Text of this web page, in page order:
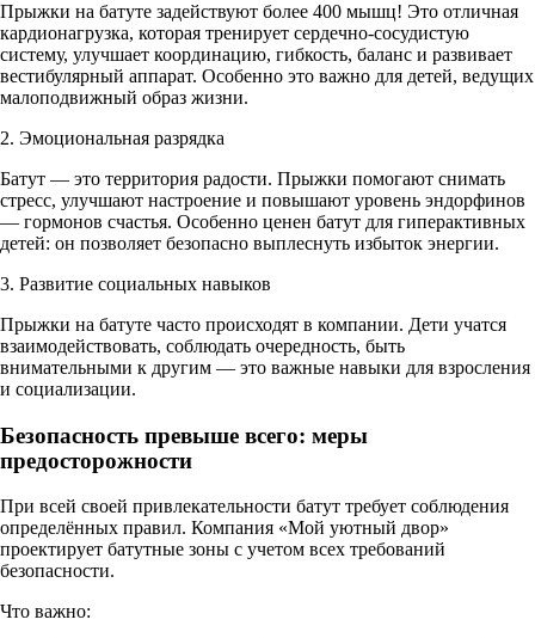
Прыжки на батуте задействуют более 400 мышц! Это отличная
кардионагрузка, которая тренирует сердечно-сосудистую
систему, улучшает координацию, гибкость, баланс и развивает
вестибулярный аппарат. Особенно это важно для детей, ведущих
малоподвижный образ жизни.
2. Эмоциональная разрядка
Батут — это территория радости. Прыжки помогают снимать
стресс, улучшают настроение и повышают уровень эндорфинов
— гормонов счастья. Особенно ценен батут для гиперактивных
детей: он позволяет безопасно выплеснуть избыток энергии.
3. Развитие социальных навыков
Прыжки на батуте часто происходят в компании. Дети учатся
взаимодействовать, соблюдать очередность, быть
внимательными к другим — это важные навыки для взросления
и социализации.
Безопасность превыше всего: меры
предосторожности
При всей своей привлекательности батут требует соблюдения
определённых правил. Компания «Мой уютный двор»
проектирует батутные зоны с учетом всех требований
безопасности.
Что важно: